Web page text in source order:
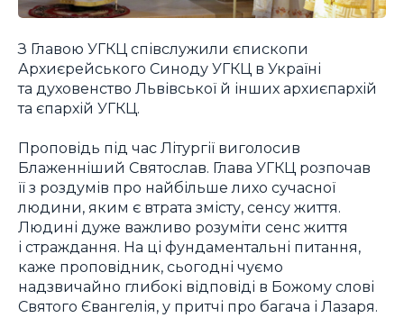
З Главою УГКЦ співслужили єпископи
Архиєрейського Cиноду УГКЦ в Україні
та духовенство Львівської й інших архиєпархій
та єпархій УГКЦ.
Проповідь під час Літургії виголосив
Блаженніший Святослав. Глава УГКЦ розпочав
її з роздумів про найбільше лихо сучасної
людини, яким є втрата змісту, сенсу життя.
Людині дуже важливо розуміти сенс життя
і страждання. На ці фундаментальні питання,
каже проповідник, сьогодні чуємо
надзвичайно глибокі відповіді в Божому слові
Святого Євангелія, у притчі про багача і Лазаря.